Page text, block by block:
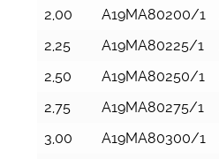
2,00 A19MA80200/1
2,25
A19MA80225/1
2,50
A19MA80250/1
2,75
A19MA80275/1
3,00
A19MA80300/1